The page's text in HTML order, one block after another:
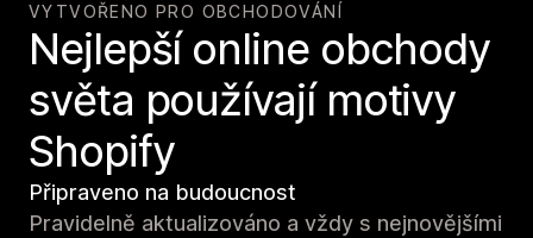
VYTVOŘENO PRO OBCHODOVÁNÍ
Nejlepší online obchody
světa používají motivy
Shopify
Připraveno na budoucnost
Pravidelně aktualizováno a vždy s nejnovějšími